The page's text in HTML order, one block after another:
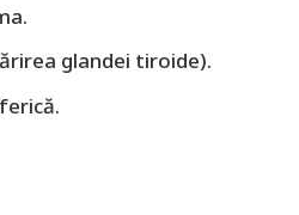
glandei tiroide).